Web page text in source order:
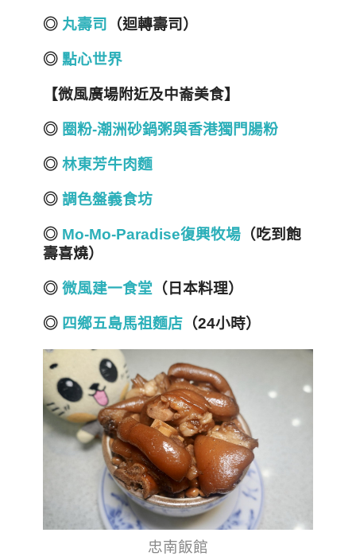
◎ 丸壽司 （迴轉壽司）
◎ 點心世界
【微風廣場附近及中崙美食】
◎ 圈粉-潮洲砂鍋粥與香港獨門腸粉
◎ 林東芳牛肉麵
◎ 調色盤義食坊
◎ Mo-Mo-Paradise復興牧場 （吃到飽
壽喜燒）
◎ 微風建一食堂 （日本料理）
◎ 四鄉五島馬祖麵店 （24小時）
忠南飯館